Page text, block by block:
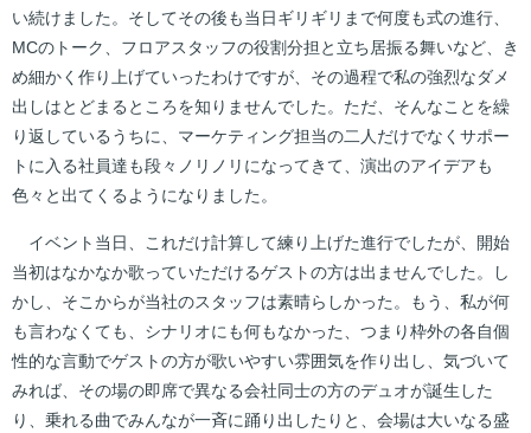
い続けました。そしてその後も当日ギリギリまで何度も式の進行、
MCのトーク、フロアスタッフの役割分担と立ち居振る舞いなど、き
め細かく作り上げていったわけですが、その過程で私の強烈なダメ
出しはとどまるところを知りませんでした。ただ、そんなことを繰
り返しているうちに、マーケティング担当の二人だけでなくサポー
トに入る社員達も段々ノリノリになってきて、演出のアイデアも
色々と出てくるようになりました。
イベント当日、これだけ計算して練り上げた進行でしたが、開始
当初はなかなか歌っていただけるゲストの方は出ませんでした。し
かし、そこからが当社のスタッフは素晴らしかった。もう、私が何
も言わなくても、シナリオにも何もなかった、つまり枠外の各自個
性的な言動でゲストの方が歌いやすい雰囲気を作り出し、気づいて
みれば、その場の即席で異なる会社同士の方のデュオが誕生した
り、乗れる曲でみんなが一斉に踊り出したりと、会場は大いなる盛